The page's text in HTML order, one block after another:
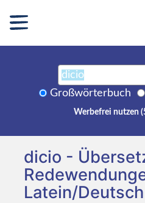
Großwörterbuch
Werbefrei nutzen
dicio -
Latein/Deutsch